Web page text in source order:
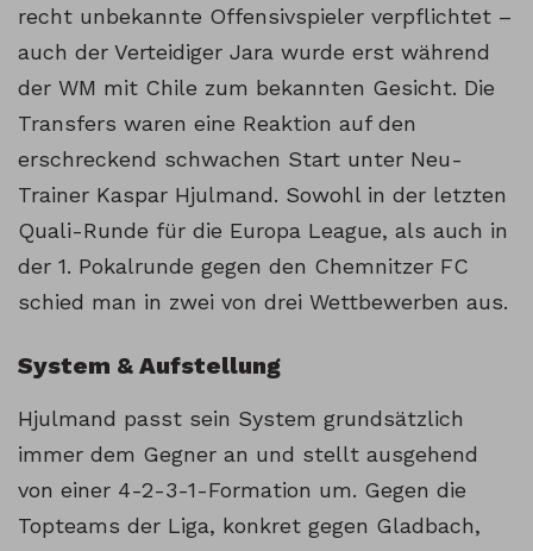
recht unbekannte Offensivspieler verpflichtet –
auch der Verteidiger Jara wurde erst während
der WM mit Chile zum bekannten Gesicht. Die
Transfers waren eine Reaktion auf den
erschreckend schwachen Start unter Neu-
Trainer Kaspar Hjulmand. Sowohl in der letzten
Quali-Runde für die Europa League, als auch in
der 1. Pokalrunde gegen den Chemnitzer FC
schied man in zwei von drei Wettbewerben aus.
System & Aufstellung
Hjulmand passt sein System grundsätzlich
immer dem Gegner an und stellt ausgehend
von einer 4-2-3-1-Formation um. Gegen die
Topteams der Liga, konkret gegen Gladbach,